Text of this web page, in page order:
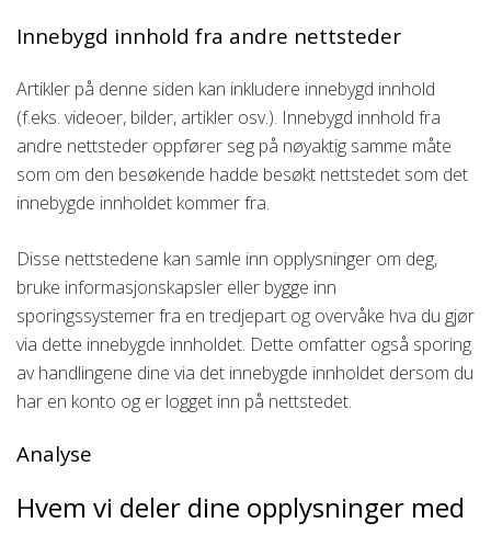
Innebygd innhold fra andre nettsteder
Artikler på denne siden kan inkludere innebygd innhold
(f.eks. videoer, bilder, artikler osv.). Innebygd innhold fra
andre nettsteder oppfører seg på nøyaktig samme måte
som om den besøkende hadde besøkt nettstedet som det
innebygde innholdet kommer fra.
Disse nettstedene kan samle inn opplysninger om deg,
bruke informasjonskapsler eller bygge inn
sporingssystemer fra en tredjepart og overvåke hva du gjør
via dette innebygde innholdet. Dette omfatter også sporing
av handlingene dine via det innebygde innholdet dersom du
har en konto og er logget inn på nettstedet.
Analyse
Hvem vi deler dine opplysninger med